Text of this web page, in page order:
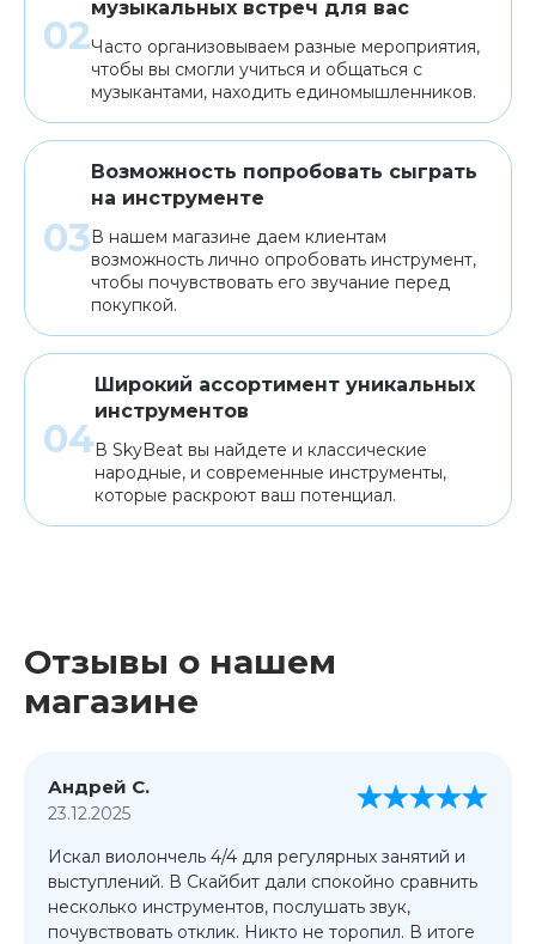
музыкальных встреч для вас
Часто организовываем разные мероприятия,
чтобы вы смогли учиться и общаться с
музыкантами, находить единомышленников.
Возможность попробовать сыграть
на инструменте
В нашем магазине даем клиентам
возможность лично опробовать инструмент,
чтобы почувствовать его звучание перед
покупкой.
Широкий ассортимент уникальных
инструментов
В SkyBeat вы найдете и классические
народные, и современные инструменты,
которые раскроют ваш потенциал.
Отзывы о нашем
магазине
Андрей С.
23.12.2025
Искал виолончель 4/4 для регулярных занятий и
выступлений. В Скайбит дали спокойно сравнить
несколько инструментов, послушать звук,
почувствовать отклик. Никто не торопил. В итоге